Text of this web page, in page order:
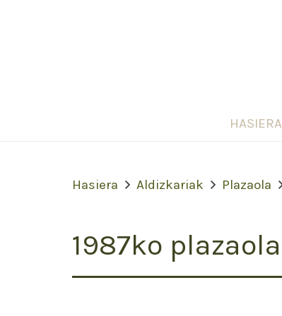
HASIERA
Hasiera Aldizkariak Plazaola
1987ko plazaola